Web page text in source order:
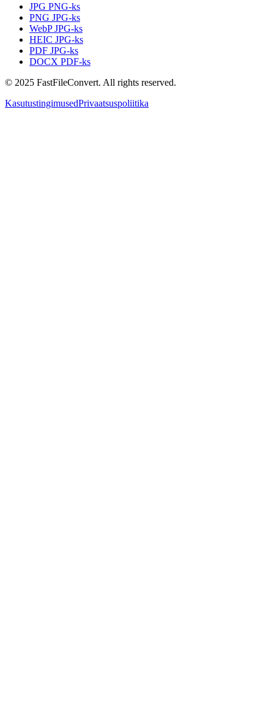
JPG PNG-ks
PNG JPG-ks
WebP JPG-ks
HEIC JPG-ks
PDF JPG-ks
DOCX PDF-ks
© 2025 FastFileConvert. All rights reserved.
KasutustingimusedPrivaatsuspoliitika